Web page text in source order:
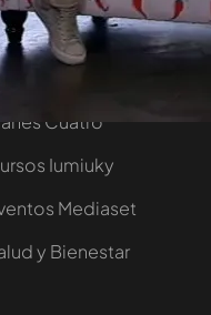
entradas
y regalos
Cuatro
Iumiuky
Mediaset
y Bienestar